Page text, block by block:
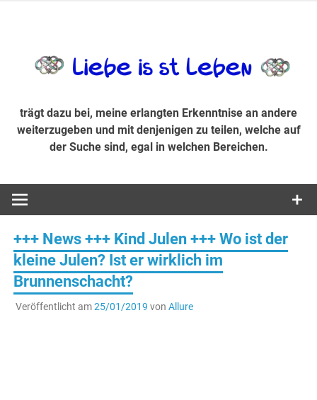
Suche sind, egal in welchen Bereichen.
trägt dazu bei, meine erlangten Erkenntnise an andere
weiterzugeben und mit denjenigen zu teilen, welche auf
der Suche sind, egal in welchen Bereichen.
+++ News +++ Kind Julen +++ Wo ist der
kleine Julen? Ist er wirklich im
Brunnenschacht?
Veröffentlicht am25/01/2019 von Allure